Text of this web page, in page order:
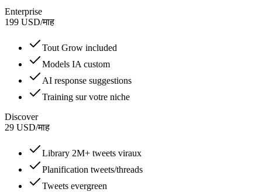
Enterprise
199 USD/माह
Tout Grow included
Models IA custom
AI response suggestions
Training sur votre niche
Discover
29 USD/माह
Library 2M+ tweets viraux
Planification tweets/threads
Tweets evergreen